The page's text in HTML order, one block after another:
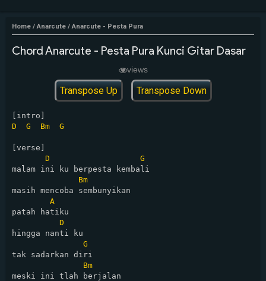
Home / Anarcute / Anarcute - Pesta Pura
Chord Anarcute - Pesta Pura Kunci Gitar Dasar
views
Transpose Up Transpose Down
D
G Bm G
[verse]
D
G
malam ini ku berpesta kembali
Bm
masih mencoba sembunyikan
A
patah hatiku
D
hingga nanti ku
G
tak sadarkan diri
Bm
meski ini tlah berjalan